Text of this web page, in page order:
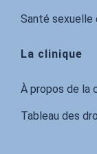
Santé
La clinique
À propos de la
Tableau des